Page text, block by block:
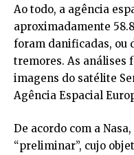
Ao todo, a agência
aproximadamente
foram danificadas, ou
tremores. As análises
imagens do satélite
Agência Espacial
De acordo com a
“preliminar”, cujo